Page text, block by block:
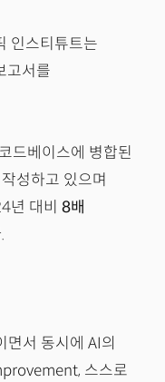
인스티튜트는
고서를
드베이스에 병합된
성하고 있으며
년 대비 8배
서 동시에 AI의
스스로